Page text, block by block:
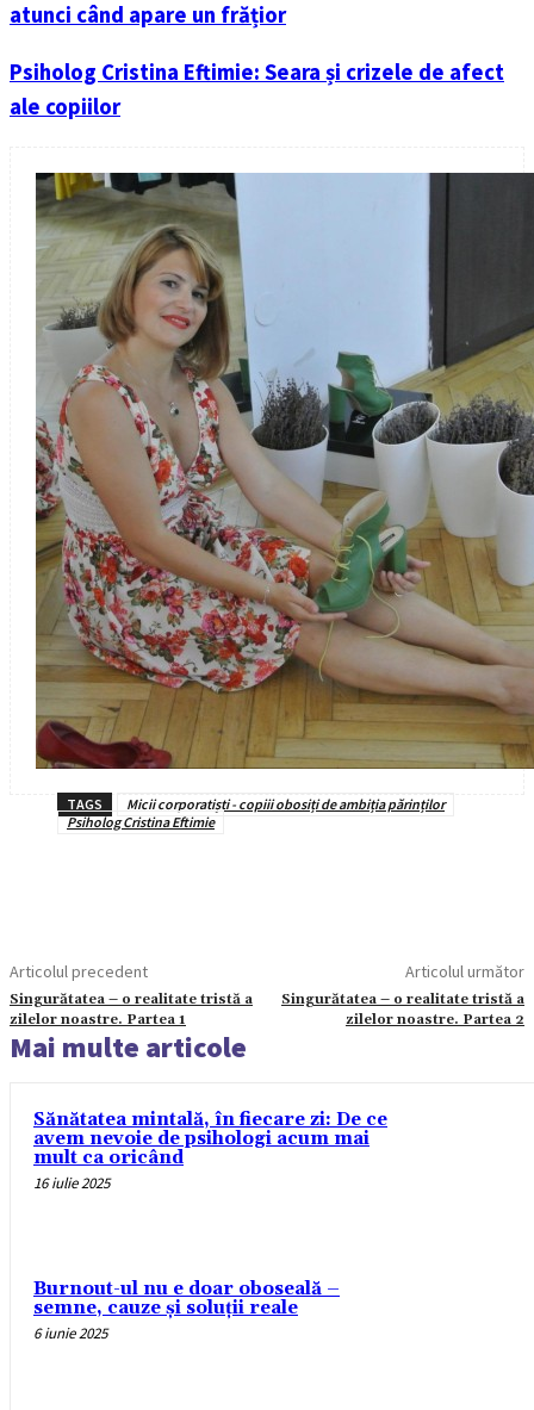
atunci când apare un frățior
Psiholog Cristina Eftimie: Seara și crizele de afect
ale copiilor
TAGS
Micii corporatiști - copiii obosiți de ambiția părinților
Psiholog Cristina Eftimie
Articolul precedent
Singurătatea – o realitate tristă a
zilelor noastre. Partea 1
Articolul următor
Singurătatea – o realitate tristă a
zilelor noastre. Partea 2
Mai multe articole
Sănătatea mintală, în fiecare zi: De ce
avem nevoie de psihologi acum mai
mult ca oricând
16 iulie 2025
Burnout-ul nu e doar oboseală –
semne, cauze și soluții reale
6 iunie 2025